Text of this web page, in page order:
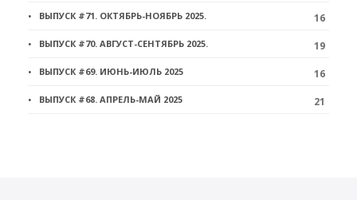
ВЫПУСК #71. ОКТЯБРЬ-НОЯБРЬ 2025. 16
ВЫПУСК #70. АВГУСТ-СЕНТЯБРЬ 2025. 19
ВЫПУСК #69. ИЮНЬ-ИЮЛЬ 2025 16
ВЫПУСК #68. АПРЕЛЬ-МАЙ 2025 21